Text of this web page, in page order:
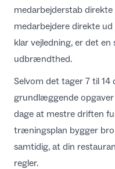
medarbejderstab
medarbejdere direkte
klar vejledning, er det
udbrændthed.
Selvom det tager 7 til
grundlæggende
dage at mestre driften
træningsplan bygger
samtidig, at din
regler.